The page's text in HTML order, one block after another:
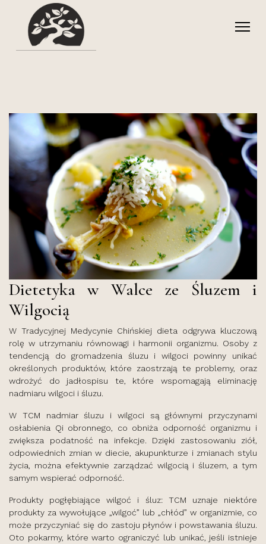
Dietetyka w Walce ze Śluzem i
Wilgocią
W Tradycyjnej Medycynie Chińskiej dieta odgrywa kluczową
rolę w utrzymaniu równowagi i harmonii organizmu. Osoby z
tendencją do gromadzenia śluzu i wilgoci powinny unikać
określonych produktów, które zaostrzają te problemy, oraz
wdrożyć do jadłospisu te, które wspomagają eliminację
nadmiaru wilgoci i śluzu.
W TCM nadmiar śluzu i wilgoci są głównymi przyczynami
osłabienia Qi obronnego, co obniża odporność organizmu i
zwiększa podatność na infekcje. Dzięki zastosowaniu ziół,
odpowiednich zmian w diecie, akupunkturze i zmianach stylu
życia, można efektywnie zarządzać wilgocią i śluzem, a tym
samym wspierać odporność.
Produkty pogłębiające wilgoć i śluz: TCM uznaje niektóre
produkty za wywołujące „wilgoć” lub „chłód” w organizmie, co
może przyczyniać się do zastoju płynów i powstawania śluzu.
Oto pokarmy, które warto ograniczyć lub unikać, jeśli istnieje